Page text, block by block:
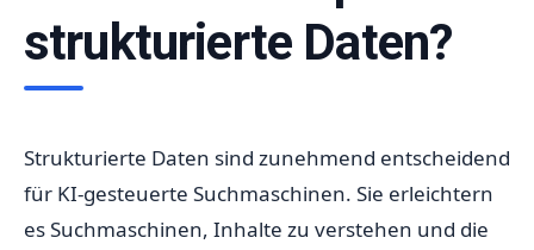
strukturierte Daten?
Strukturierte Daten sind zunehmend entscheidend
für KI-gesteuerte Suchmaschinen. Sie erleichtern
es Suchmaschinen, Inhalte zu verstehen und die